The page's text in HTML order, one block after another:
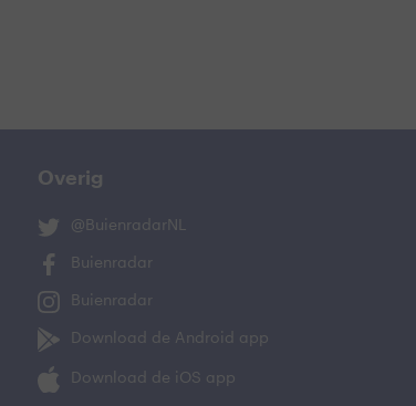
Overig
@BuienradarNL
Buienradar
Buienradar
Download de Android app
Download de iOS app